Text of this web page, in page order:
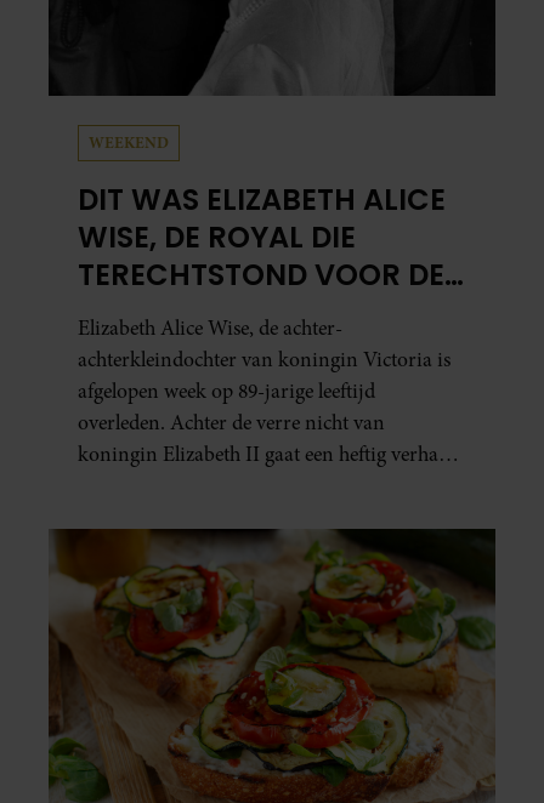
WEEKEND
DIT WAS ELIZABETH ALICE
WISE, DE ROYAL DIE
TERECHTSTOND VOOR DE
DOOD VAN HAAR BABY
Elizabeth Alice Wise, de achter-
achterkleindochter van koningin Victoria is
afgelopen week op 89-jarige leeftijd
overleden. Achter de verre nicht van
koningin Elizabeth II gaat een heftig verhaal